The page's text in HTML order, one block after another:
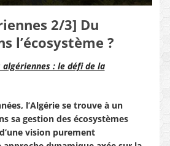
2/3] Du
l’écosystème ?
algériennes : le défi de la
l’Algérie se trouve à un
sa gestion des écosystèmes
vision purement